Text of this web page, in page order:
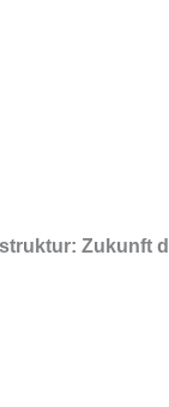
Zukunft